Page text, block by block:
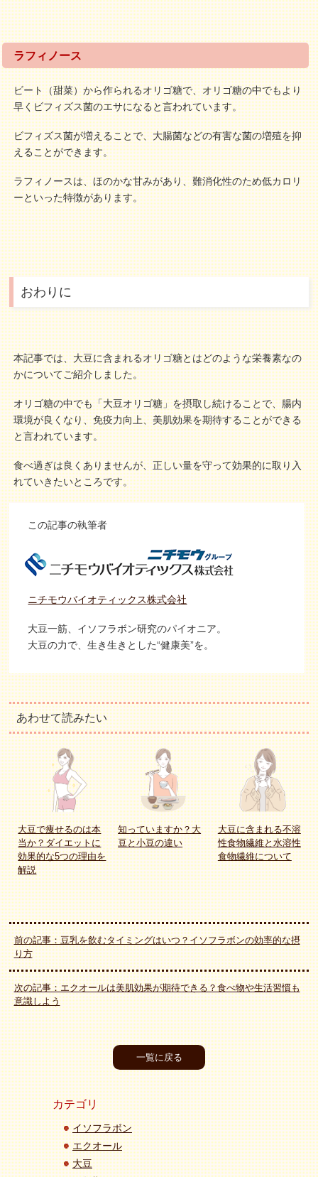
ラフィノース
ビート（甜菜）から作られるオリゴ糖で、オリゴ糖の中でもより
早くビフィズス菌のエサになると言われています。
ビフィズス菌が増えることで、大腸菌などの有害な菌の増殖を抑
えることができます。
ラフィノースは、ほのかな甘みがあり、難消化性のため低カロリ
ーといった特徴があります。
おわりに
本記事では、大豆に含まれるオリゴ糖とはどのような栄養素なの
かについてご紹介しました。
オリゴ糖の中でも「大豆オリゴ糖」を摂取し続けることで、腸内
環境が良くなり、免疫力向上、美肌効果を期待することができる
と言われています。
食べ過ぎは良くありませんが、正しい量を守って効果的に取り入
れていきたいところです。
この記事の執筆者
ニチモウバイオティックス株式会社
大豆一筋、イソフラボン研究のパイオニア。
大豆の力で、生き生きとした“健康美”を。
あわせて読みたい
大豆で痩せるのは本
当か？ダイエットに
効果的な5つの理由を
解説
知っていますか？大
豆と小豆の違い
大豆に含まれる不溶
性食物繊維と水溶性
食物繊維について
前の記事：豆乳を飲むタイミングはいつ？イソフラボンの効率的な摂
り方
次の記事：エクオールは美肌効果が期待できる？食べ物や生活習慣も
意識しよう
一覧に戻る
カテゴリ
イソフラボン
エクオール
大豆